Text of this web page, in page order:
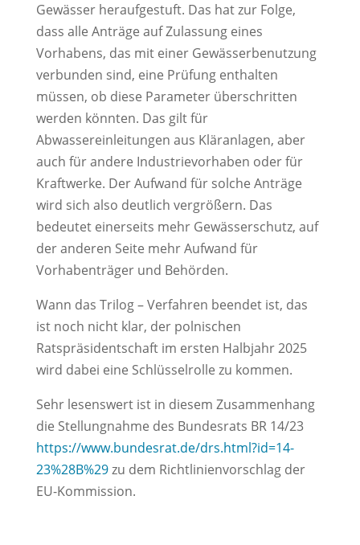
Gewässer heraufgestuft. Das hat zur Folge,
dass alle Anträge auf Zulassung eines
Vorhabens, das mit einer Gewässerbenutzung
verbunden sind, eine Prüfung enthalten
müssen, ob diese Parameter überschritten
werden könnten. Das gilt für
Abwassereinleitungen aus Kläranlagen, aber
auch für andere Industrievorhaben oder für
Kraftwerke. Der Aufwand für solche Anträge
wird sich also deutlich vergrößern. Das
bedeutet einerseits mehr Gewässerschutz, auf
der anderen Seite mehr Aufwand für
Vorhabenträger und Behörden.
Wann das Trilog – Verfahren beendet ist, das
ist noch nicht klar, der polnischen
Ratspräsidentschaft im ersten Halbjahr 2025
wird dabei eine Schlüsselrolle zu kommen.
Sehr lesenswert ist in diesem Zusammenhang
die Stellungnahme des Bundesrats BR 14/23
https://www.bundesrat.de/drs.html?id=14-
23%28B%29zu dem Richtlinienvorschlag der
EU-Kommission.